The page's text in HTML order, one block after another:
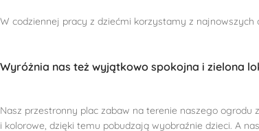
W codziennej pracy z dziećmi korzystamy z najnowszych
Wyróżnia nas też wyjątkowo spokojna i zielona
Nasz przestronny plac zabaw na terenie naszego
i kolorowe, dzięki temu pobudzają wyobraźnie dzieci. A